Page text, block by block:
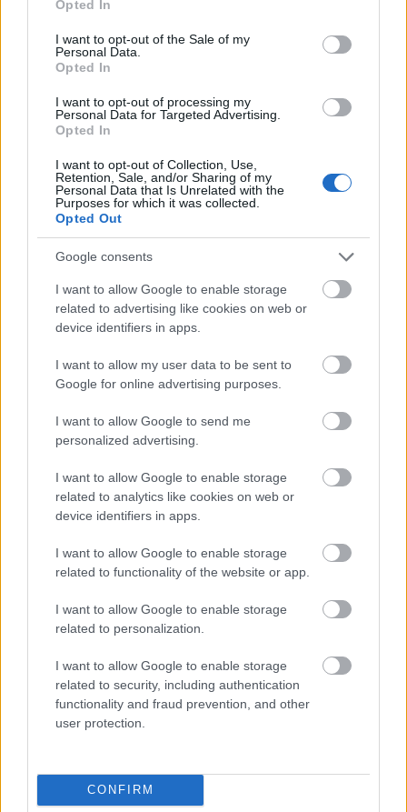
use your data for below specified purposes in below Google
consent section.
Opted In
I want to opt-out of the Sale of my
Personal Data.
Opted In
I want to opt-out of processing my
Personal Data for Targeted Advertising.
Opted In
I want to opt-out of Collection, Use,
Retention, Sale, and/or Sharing of my
Personal Data that Is Unrelated with the
Purposes for which it was collected.
Opted Out
Google consents
I want to allow Google to enable storage
related to advertising like cookies on web or
device identifiers in apps.
I want to allow my user data to be sent to
Google for online advertising purposes.
I want to allow Google to send me
personalized advertising.
I want to allow Google to enable storage
related to analytics like cookies on web or
device identifiers in apps.
I want to allow Google to enable storage
related to functionality of the website or app.
I want to allow Google to enable storage
related to personalization.
I want to allow Google to enable storage
related to security, including authentication
functionality and fraud prevention, and other
user protection.
CONFIRM
acest tip de voal ramane un accesoriu rafinat si
elegant care te poate transforma intr-o mireasa
misterioasa.